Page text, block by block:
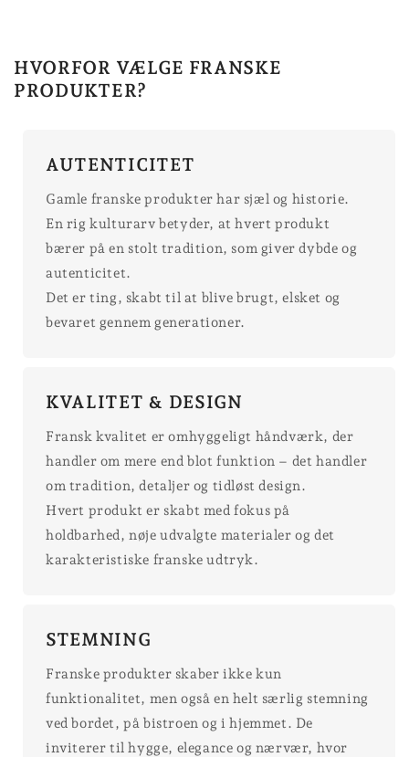
HVORFOR VÆLGE FRANSKE
PRODUKTER?
AUTENTICITET
Gamle franske produkter har sjæl og historie.
En rig kulturarv betyder, at hvert produkt
bærer på en stolt tradition, som giver dybde og
autenticitet.
Det er ting, skabt til at blive brugt, elsket og
bevaret gennem generationer.
KVALITET & DESIGN
Fransk kvalitet er omhyggeligt håndværk, der
handler om mere end blot funktion – det handler
om tradition, detaljer og tidløst design.
Hvert produkt er skabt med fokus på
holdbarhed, nøje udvalgte materialer og det
karakteristiske franske udtryk.
STEMNING
Franske produkter skaber ikke kun
funktionalitet, men også en helt særlig stemning
ved bordet, på bistroen og i hjemmet. De
inviterer til hygge, elegance og nærvær, hvor